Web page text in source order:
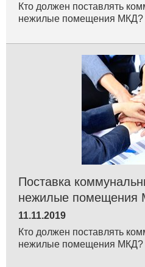
Кто должен поставлять
нежилые помещения МКД?
Поставка
нежилые помещения
11.11.2019
Кто должен поставлять
нежилые помещения МКД?